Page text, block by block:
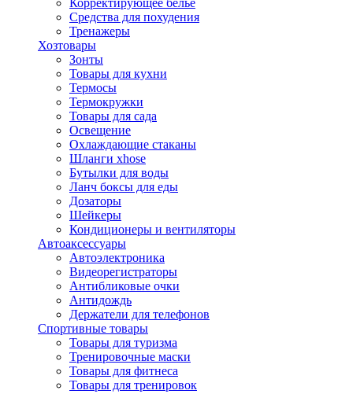
Корректирующее белье
Средства для похудения
Тренажеры
Хозтовары
Зонты
Товары для кухни
Термосы
Термокружки
Товары для сада
Освещение
Охлаждающие стаканы
Шланги xhose
Бутылки для воды
Ланч боксы для еды
Дозаторы
Шейкеры
Кондиционеры и вентиляторы
Автоаксессуары
Автоэлектроника
Видеорегистраторы
Антибликовые очки
Антидождь
Держатели для телефонов
Спортивные товары
Товары для туризма
Тренировочные маски
Товары для фитнеса
Товары для тренировок